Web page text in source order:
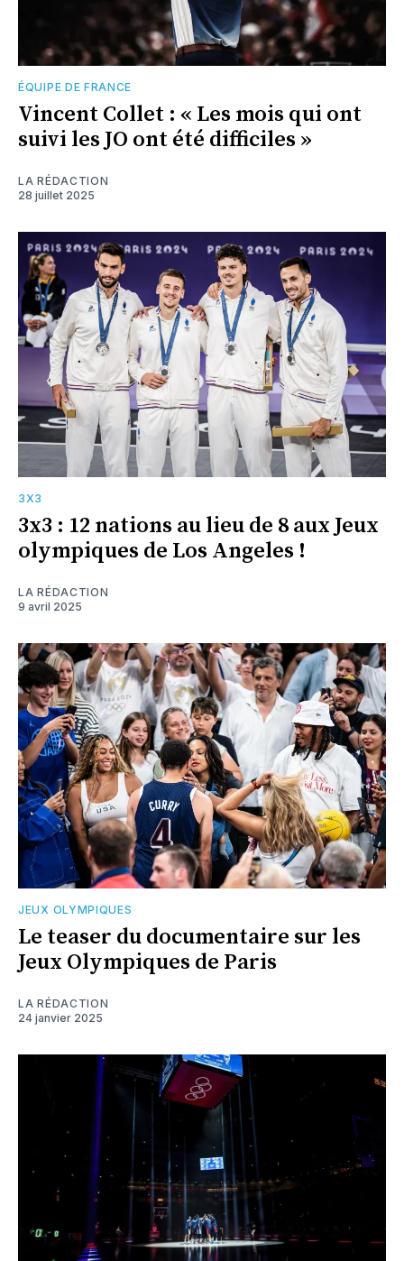
ÉQUIPE DE FRANCE
Vincent Collet : « Les mois qui ont
suivi les JO ont été difficiles »
LA RÉDACTION
28 juillet 2025
3X3
3x3 : 12 nations au lieu de 8 aux Jeux
olympiques de Los Angeles !
LA RÉDACTION
9 avril 2025
JEUX OLYMPIQUES
Le teaser du documentaire sur les
Jeux Olympiques de Paris
LA RÉDACTION
24 janvier 2025